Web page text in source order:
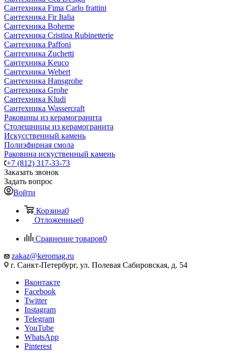
Сантехника Fima Carlo frattini
Сантехника Fir Italia
Сантехника Boheme
Сантехника Cristina Rubinetterie
Сантехника Paffoni
Сантехника Zuchetti
Сантехника Keuco
Сантехника Webert
Сантехника Hansgrohe
Сантехника Grohe
Сантехника Kludi
Сантехника Wassercraft
Раковины из керамогранита
Столешницы из керамогранита
Искусственный камень
Полиэфирная смола
Раковина искуственный камень
+7 (812) 317-33-73
Заказать звонок
Задать вопрос
Войти
Корзина0
Отложенные0
Сравнение товаров0
zakaz@keromag.ru
г. Санкт-Петербург, ул. Полевая Сабировская, д. 54
Вконтакте
Facebook
Twitter
Instagram
Telegram
YouTube
WhatsApp
Pinterest